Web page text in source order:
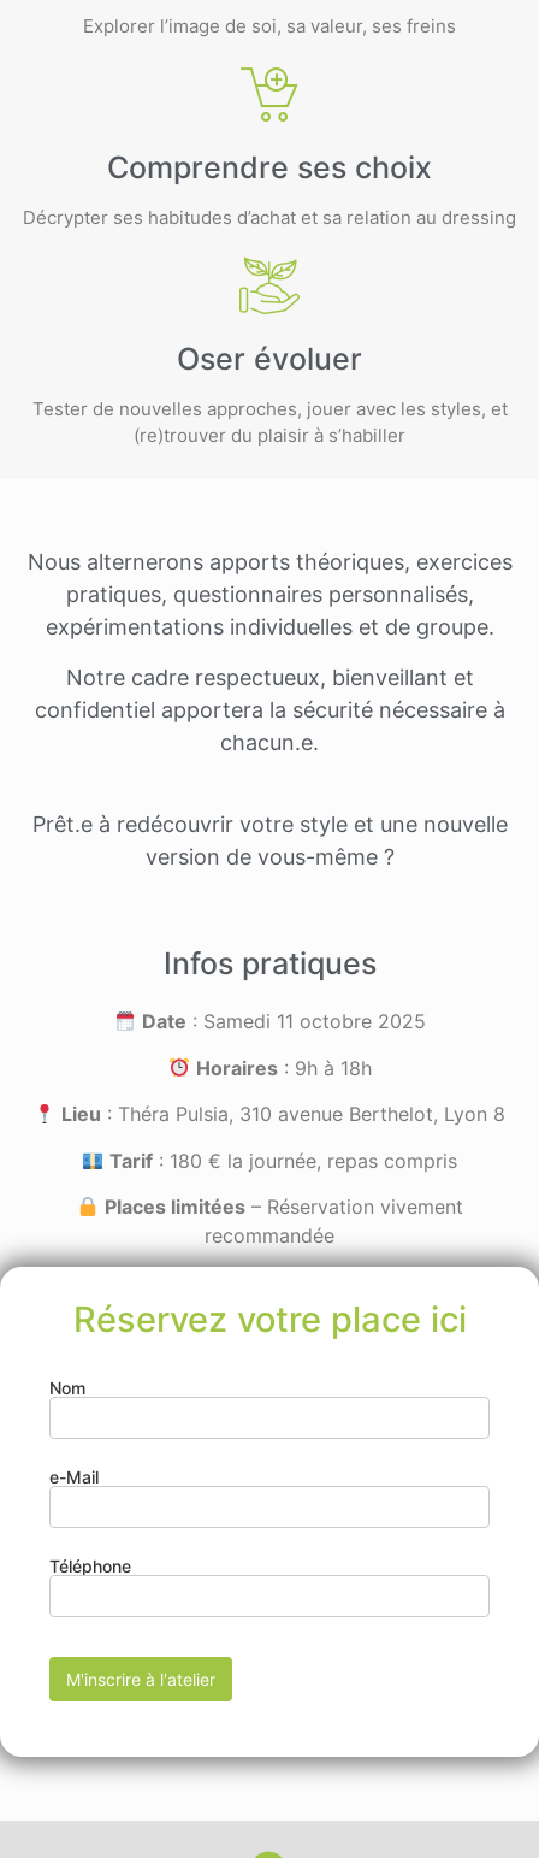
Explorer l’image de soi, sa valeur, ses freins
Comprendre ses choix
Décrypter ses habitudes d’achat et sa relation au dressing
Oser évoluer
Tester de nouvelles approches, jouer avec les styles, et
(re)trouver du plaisir à s’habiller
Nous alternerons apports théoriques, exercices
pratiques, questionnaires personnalisés,
expérimentations individuelles et de groupe.
Notre cadre respectueux, bienveillant et
confidentiel apportera la sécurité nécessaire à
chacun.e.
Prêt.e à redécouvrir votre style et une nouvelle
version de vous-même ?
Infos pratiques
Date : Samedi 11 octobre 2025
Horaires: 9h à 18h
Lieu : Théra Pulsia, 310 avenue Berthelot, Lyon 8
Tarif : 180 € la journée, repas compris
Places limitées– Réservation vivement
recommandée
Réservez votre place ici
Nom
e-Mail
Téléphone